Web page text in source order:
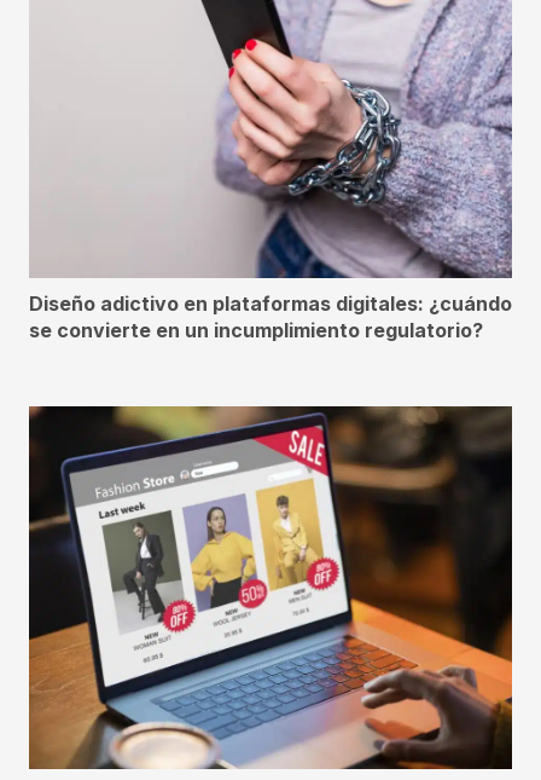
Diseño adictivo en plataformas digitales: ¿cuándo
se convierte en un incumplimiento regulatorio?